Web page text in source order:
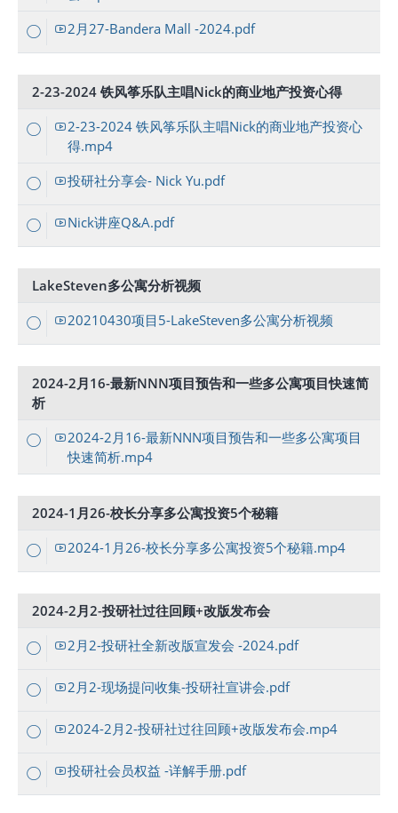
2月27-Bandera Mall -2024.pdf
2-23-2024 铁风筝乐队主唱Nick的商业地产投资心得
2-23-2024 铁风筝乐队主唱Nick的商业地产投资心
得.mp4
投研社分享会- Nick Yu.pdf
Nick讲座Q&A.pdf
LakeSteven多公寓分析视频
20210430项目5-LakeSteven多公寓分析视频
2024-2月16-最新NNN项目预告和一些多公寓项目快速简
析
2024-2月16-最新NNN项目预告和一些多公寓项目
快速简析.mp4
2024-1月26-校长分享多公寓投资5个秘籍
2024-1月26-校长分享多公寓投资5个秘籍.mp4
2024-2月2-投研社过往回顾+改版发布会
2月2-投研社全新改版宣发会 -2024.pdf
2月2-现场提问收集-投研社宣讲会.pdf
2024-2月2-投研社过往回顾+改版发布会.mp4
投研社会员权益 -详解手册.pdf